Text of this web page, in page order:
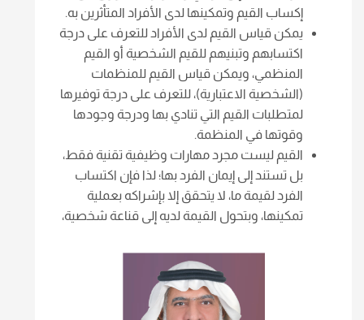
إكساب القيم وتمكينها لدى الأفراد المتأثرين به.
يمكن قياس القيم لدى الأفراد للتعرف على درجة
اكتسابهم وتبنيهم للقيم الشخصية أو القيم
المنظمي، ويمكن قياس القيم للمنظمات
(الشخصية الاعتبارية)، للتعرف على درجة توفيرها
لمتطلبات القيم التي تنادي بها ودرجة وجودها
وقوتها في المنظمة.
القيم ليست مجرد مهارات وظيفية تقنية فقط،
بل تستند إلى إيمان الفرد بها؛ لذا فإن اكتساب
الفرد لقيمة ما، لا يتحقق إلا بإشراكه بعملية
تمكينها، وبتحول القيمة لديه إلى قناعة شخصية،